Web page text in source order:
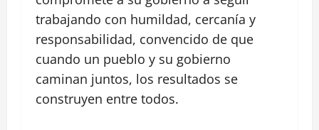
trabajando con humildad, cercanía y
responsabilidad, convencido de que
cuando un pueblo y su gobierno
caminan juntos, los resultados se
construyen entre todos.